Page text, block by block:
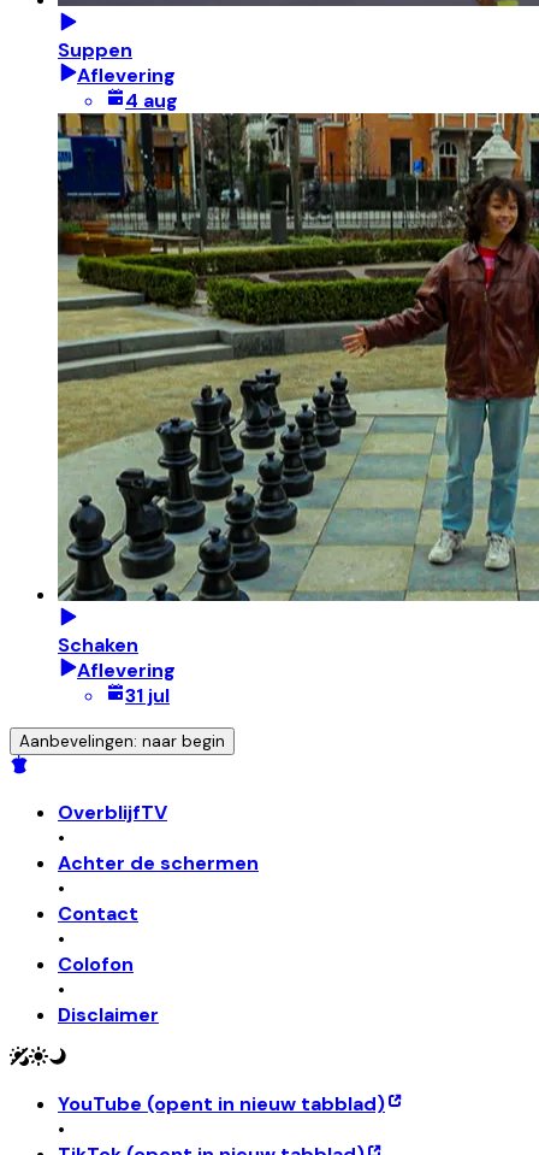
Suppen
Aflevering
4 aug
Schaken
Aflevering
31 jul
Aanbevelingen: naar begin
OverblijfTV
•
Achter de schermen
•
Contact
•
Colofon
•
Disclaimer
YouTube (opent in nieuw tabblad)
•